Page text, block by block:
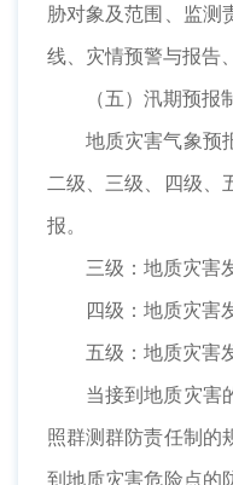
胁对象及范围、监测
线、灾情预警与报告
（五）汛期预报
地质灾害气象预
二级、三级、四级、
报。
三级：地质灾害
四级：地质灾害
五级：地质灾害
当接到地质灾害
照群测群防责任制的
到地质灾害危险点的